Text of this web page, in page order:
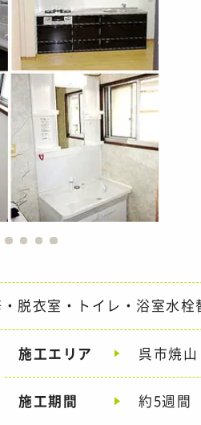
脱衣室・トイレ・浴室水栓
施工エリア 呉市焼山
施工期間 約5週間